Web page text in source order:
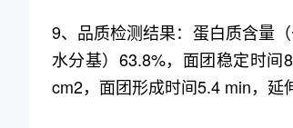
9、品质检测结果：蛋白质含量
水分基）63.8%，面团稳定时
cm2，面团形成时间5.4 min，延